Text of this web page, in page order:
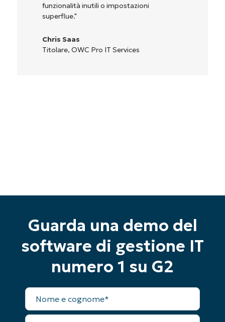
l'interfaccia è davvero facile da usare."
Reiffenberger.NET Technology Solutions
Guarda una demo del
software di gestione IT
numero 1 su G2
Nome
completo
Email
Nessuna carta di credito richiesta, accesso
completo a tutte le funzionalità
First